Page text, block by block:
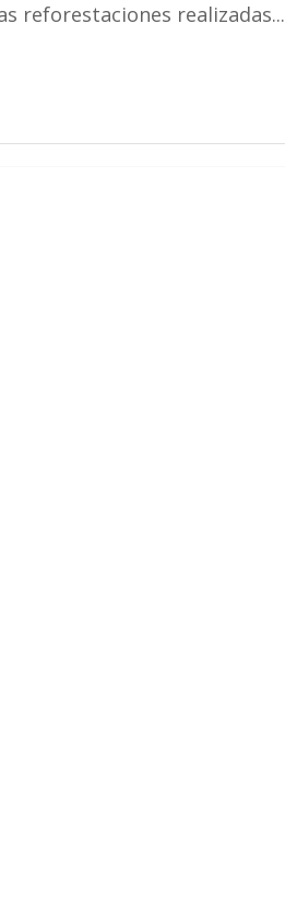
reforestaciones realizadas...